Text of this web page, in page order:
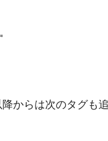
からは次のタグも